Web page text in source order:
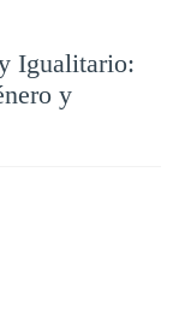
Igualitario:
y